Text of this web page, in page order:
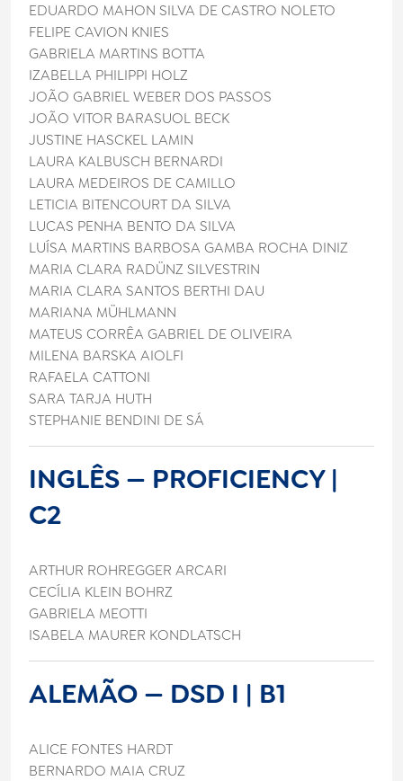
EDUARDO MAHON SILVA DE CASTRO NOLETO
FELIPE CAVION KNIES
GABRIELA MARTINS BOTTA
IZABELLA PHILIPPI HOLZ
JOÃO GABRIEL WEBER DOS PASSOS
JOÃO VITOR BARASUOL BECK
JUSTINE HASCKEL LAMIN
LAURA KALBUSCH BERNARDI
LAURA MEDEIROS DE CAMILLO
LETICIA BITENCOURT DA SILVA
LUCAS PENHA BENTO DA SILVA
LUÍSA MARTINS BARBOSA GAMBA ROCHA DINIZ
MARIA CLARA RADÜNZ SILVESTRIN
MARIA CLARA SANTOS BERTHI DAU
MARIANA MÜHLMANN
MATEUS CORRÊA GABRIEL DE OLIVEIRA
MILENA BARSKA AIOLFI
RAFAELA CATTONI
SARA TARJA HUTH
STEPHANIE BENDINI DE SÁ
INGLÊS — PROFICIENCY |
C2
ARTHUR ROHREGGER ARCARI
CECÍLIA KLEIN BOHRZ
GABRIELA MEOTTI
ISABELA MAURER KONDLATSCH
ALEMÃO — DSD I | B1
ALICE FONTES HARDT
BERNARDO MAIA CRUZ